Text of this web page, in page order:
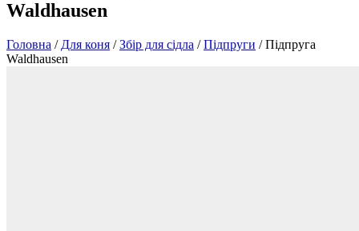
Waldhausen
Головна / Для коня /Збір для сідла /Підпруги /Підпруга
Waldhausen